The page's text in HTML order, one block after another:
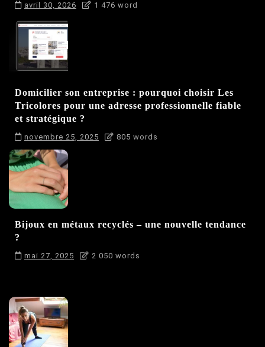
avril 30, 2026 1 476 word
Domicilier son entreprise : pourquoi choisir Les
Tricolores pour une adresse professionnelle fiable
et stratégique ?
novembre 25, 2025 805 words
Bijoux en métaux recyclés – une nouvelle tendance
?
mai 27, 2025 2 050 words